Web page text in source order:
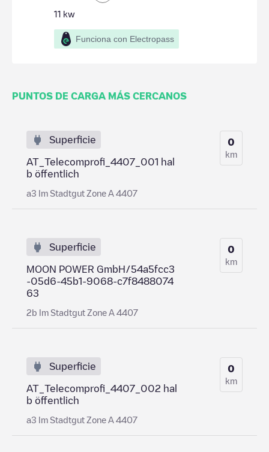
11 kw
Funciona con Electropass
PUNTOS DE CARGA MÁS CERCANOS
Superficie
AT_Telecomprofi_4407_001 hal
b öffentlich
a3 Im Stadtgut Zone A 4407
0
km
Superficie
MOON POWER GmbH/54a5fcc3
-05d6-45b1-9068-c7f8488074
63
2b Im Stadtgut Zone A 4407
0
km
Superficie
AT_Telecomprofi_4407_002 hal
b öffentlich
a3 Im Stadtgut Zone A 4407
0
km